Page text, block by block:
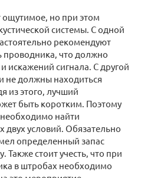
ощутимое, но при этом
системы. С одной
рекомендуют
что должно
искажений сигнала. С другой
не должны находиться
из этого, лучший
быть коротким. Поэтому
найти
двух условий. Обязательно
определенный запас
стоит учесть, что при
в штробах необходимо